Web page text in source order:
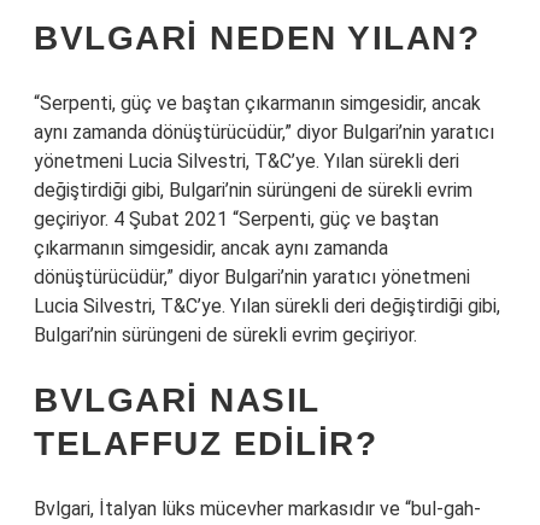
BVLGARI NEDEN YILAN?
“Serpenti, güç ve baştan çıkarmanın simgesidir, ancak
aynı zamanda dönüştürücüdür,” diyor Bulgari’nin yaratıcı
yönetmeni Lucia Silvestri, T&C’ye. Yılan sürekli deri
değiştirdiği gibi, Bulgari’nin sürüngeni de sürekli evrim
geçiriyor. 4 Şubat 2021 “Serpenti, güç ve baştan
çıkarmanın simgesidir, ancak aynı zamanda
dönüştürücüdür,” diyor Bulgari’nin yaratıcı yönetmeni
Lucia Silvestri, T&C’ye. Yılan sürekli deri değiştirdiği gibi,
Bulgari’nin sürüngeni de sürekli evrim geçiriyor.
BVLGARI NASIL
TELAFFUZ EDILIR?
Bvlgari, İtalyan lüks mücevher markasıdır ve “bul-gah-